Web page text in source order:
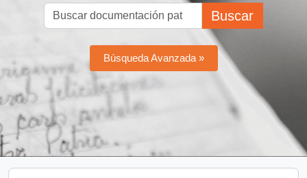
Buscar
Búsqueda Avanzada »